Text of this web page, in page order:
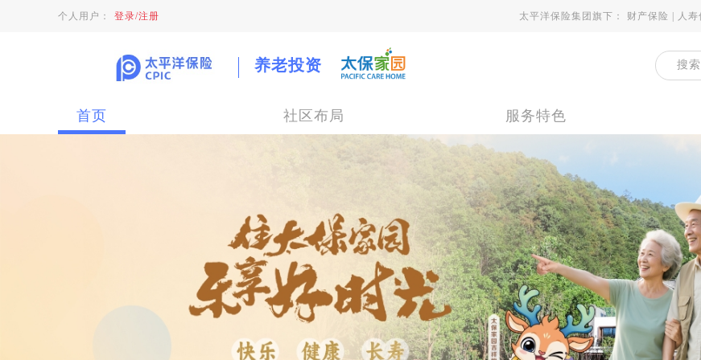
个人用户： 登录/注册 太平洋保险集团旗下： 财产保险 人寿
养老投资
首页 社区布局 服务特色